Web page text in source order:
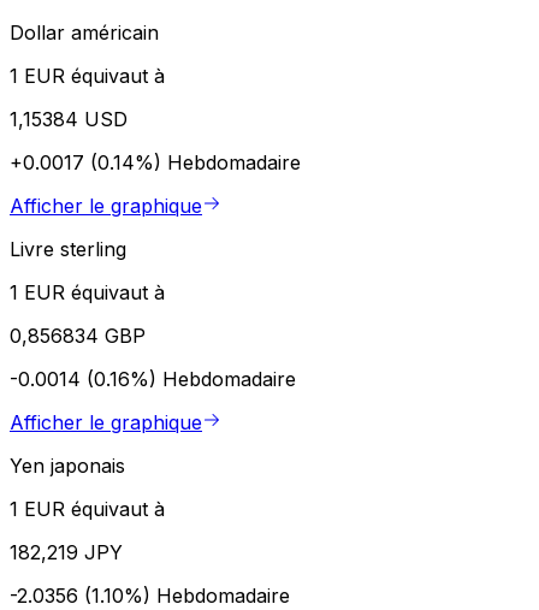
Dollar américain
1 EUR équivaut à
1,15384 USD
+0.0017 (0.14%) Hebdomadaire
Afficher le graphique
Livre sterling
1 EUR équivaut à
0,856834 GBP
-0.0014 (0.16%) Hebdomadaire
Afficher le graphique
Yen japonais
1 EUR équivaut à
182,219 JPY
-2.0356 (1.10%) Hebdomadaire